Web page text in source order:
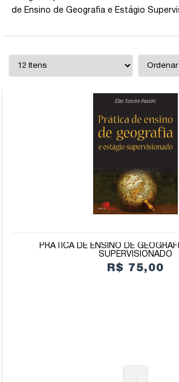
de Ensino de Geografia e Estágio
PRÁTICA DE ENSINO DE
SUPERVISIONADO
R$ 75,00